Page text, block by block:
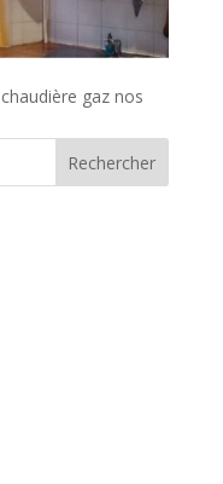
chaudière gaz nos
Rechercher